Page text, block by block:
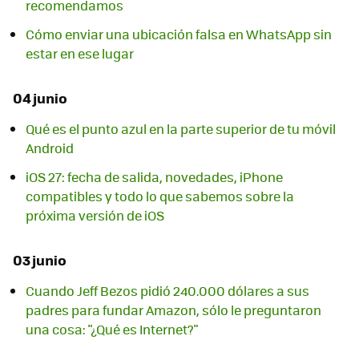
recomendamos
Cómo enviar una ubicación falsa en WhatsApp sin
estar en ese lugar
04 junio
Qué es el punto azul en la parte superior de tu móvil
Android
iOS 27: fecha de salida, novedades, iPhone
compatibles y todo lo que sabemos sobre la
próxima versión de iOS
03 junio
Cuando Jeff Bezos pidió 240.000 dólares a sus
padres para fundar Amazon, sólo le preguntaron
una cosa: "¿Qué es Internet?"